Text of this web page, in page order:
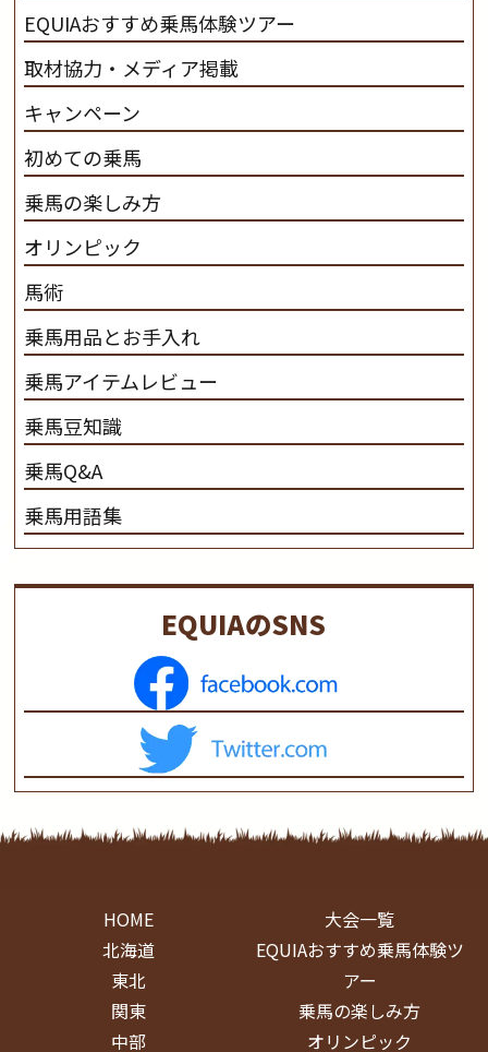
EQUIAおすすめ乗馬体験ツアー
取材協力・メディア掲載
キャンペーン
初めての乗馬
乗馬の楽しみ方
オリンピック
馬術
乗馬用品とお手入れ
乗馬アイテムレビュー
乗馬豆知識
乗馬Q&A
乗馬用語集
EQUIAのSNS
HOME
北海道
東北
関東
中部
大会一覧
EQUIAおすすめ乗馬体験ツ
アー
乗馬の楽しみ方
オリンピック